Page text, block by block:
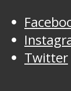
Twitter